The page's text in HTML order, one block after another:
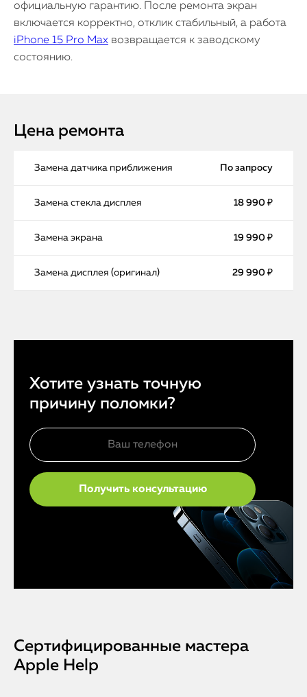
официальную гарантию. После ремонта экран
включается корректно, отклик стабильный, а работа
iPhone 15 Pro Max возвращается к заводскому
состоянию.
Цена ремонта
Замена датчика приближения По запросу
Замена стекла дисплея 18 990 ₽
Замена экрана 19 990 ₽
Замена дисплея (оригинал) 29 990 ₽
Хотите узнать точную
причину поломки?
Сертифицированные мастера
Apple Help